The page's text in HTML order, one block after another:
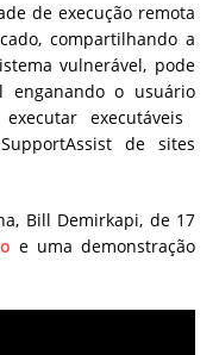
de execução remota
compartilhando a
vulnerável, pode
enganando o usuário
executáveis
de sites
Bill Demirkapi, de 17
e uma demonstração